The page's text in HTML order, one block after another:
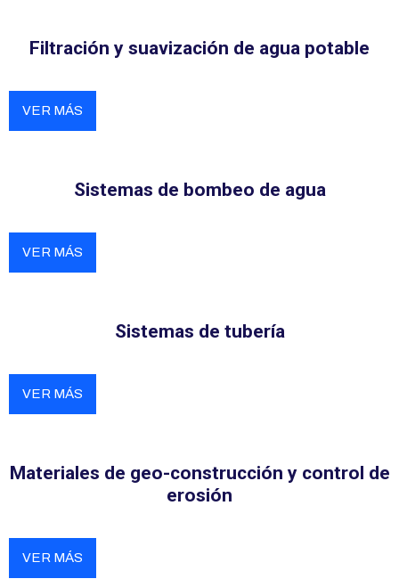
Filtración y suavización de agua potable
VER MÁS
Sistemas de bombeo de agua
VER MÁS
Sistemas de tubería
VER MÁS
Materiales de geo-construcción y control de
erosión
VER MÁS